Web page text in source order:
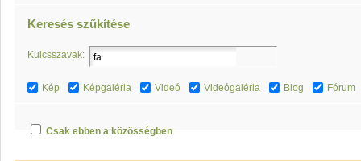
Keresés szűkítése
Kulcsszavak:
Kép Képgaléria Videó Videógaléria Blog Fórum
Csak ebben a közösségben